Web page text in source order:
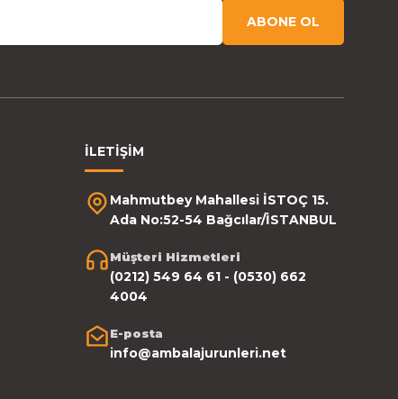
ABONE OL
İLETİŞİM
Mahmutbey Mahallesi İSTOÇ 15.
Ada No:52-54 Bağcılar/İSTANBUL
Müşteri Hizmetleri
(0212) 549 64 61 - (0530) 662
4004
E-posta
info@ambalajurunleri.net